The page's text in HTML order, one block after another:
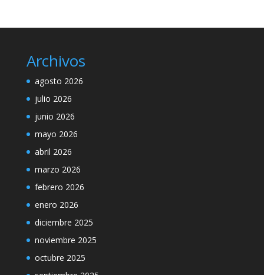
Archivos
agosto 2026
julio 2026
junio 2026
mayo 2026
abril 2026
marzo 2026
febrero 2026
enero 2026
diciembre 2025
noviembre 2025
octubre 2025